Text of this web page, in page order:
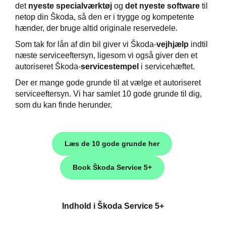
det nyeste specialværktøj og det nyeste software til
netop din Škoda, så den er i trygge og kompetente
hænder, der bruge altid originale reservedele.
Som tak for lån af din bil giver vi Škoda-vejhjælp indtil
næste serviceeftersyn, ligesom vi også giver den et
autoriseret Škoda-servicestempel i servicehæftet.
Der er mange gode grunde til at vælge et autoriseret
serviceeftersyn. Vi har samlet 10 gode grunde til dig,
som du kan finde herunder.
Læs de 10 gode grunde her
Book Škoda Service 5+
Indhold i Škoda Service 5+